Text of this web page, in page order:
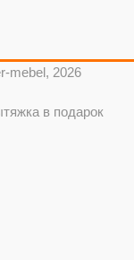
mebel, 2026
в подарок